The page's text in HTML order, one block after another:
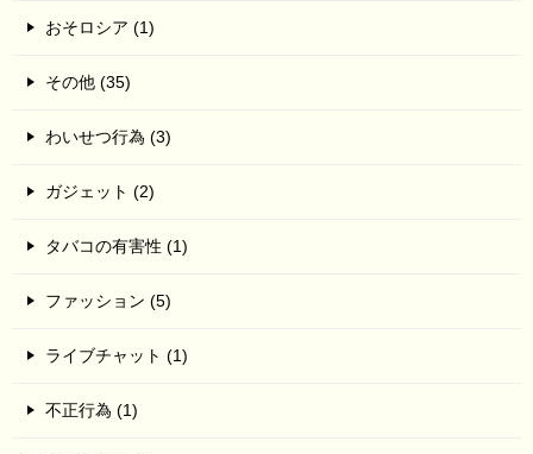
おそロシア (1)
その他 (35)
わいせつ行為 (3)
ガジェット (2)
タバコの有害性 (1)
ファッション (5)
ライブチャット (1)
不正行為 (1)